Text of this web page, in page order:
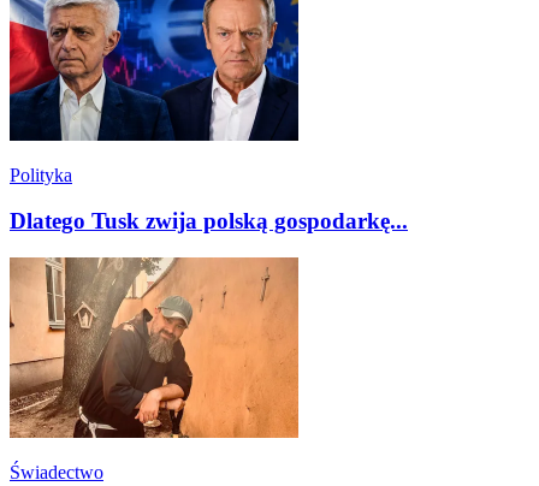
Polityka
Dlatego Tusk zwija polską gospodarkę...
Świadectwo